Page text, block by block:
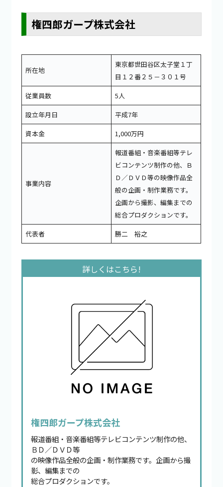
権四郎ガープ株式会社
所在地
東京都世田谷区太子堂１丁
目１２番２５－３０１号
従業員数
5人
設立年月日
平成7年
資本金
1,000万円
事業内容
報道番組・音楽番組等テレ
ビコンテンツ制作の他、Ｂ
Ｄ／ＤＶＤ等の映像作品全
般の企画・制作業務です。
企画から撮影、編集までの
総合プロダクションです。
代表者
勝二 裕之
権四郎ガープ株式会社
報道番組・音楽番組等テレビコンテンツ制作の他、
ＢＤ／ＤＶＤ等
の映像作品全般の企画・制作業務です。企画から撮
影、編集までの
総合プロダクションです。